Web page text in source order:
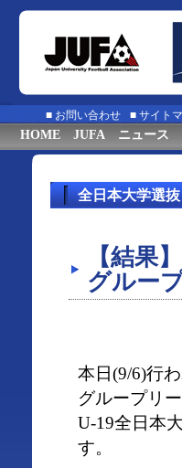
■ お問い合わせ ■ サイト
HOME JUFA ニュース
全日本大学選抜
【結果
グルー
本日(9/6)行
グループリ
U-19全日本
す。